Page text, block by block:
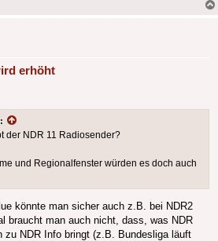
erhöht
der NDR 11 Radiosender?
und Regionalfenster würden es doch auch
könnte man sicher auch z.B. bei NDR2
braucht man auch nicht, dass, was NDR
zu NDR Info bringt (z.B. Bundesliga läuft